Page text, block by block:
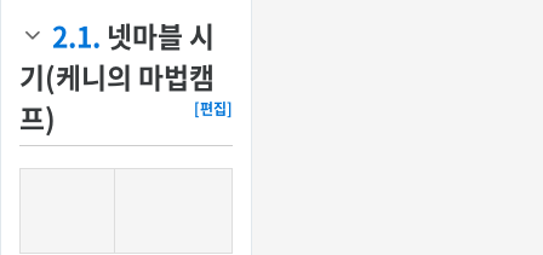
2.1. 넷마블 시
기(케니의 마법캠
프)
[편집]